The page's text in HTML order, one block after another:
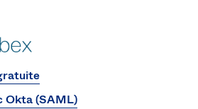
Okta (SAML)